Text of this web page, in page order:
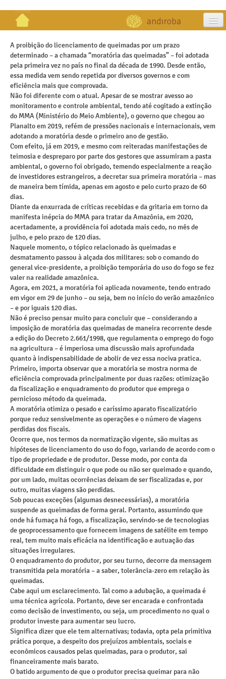
artigos
projetos
publicações
galeria
contato
A proibição do licenciamento de queimadas por um prazo
determinado – a chamada “moratória das queimadas” – foi adotada
pela primeira vez no país no final da década de 1990. Desde então,
essa medida vem sendo repetida por diversos governos e com
eficiência mais que comprovada.
Não foi diferente com o atual. Apesar de se mostrar avesso ao
monitoramento e controle ambiental, tendo até cogitado a extinção
do MMA (Ministério do Meio Ambiente), o governo que chegou ao
Planalto em 2019, refém de pressões nacionais e internacionais, vem
adotando a moratória desde o primeiro ano de gestão.
Com efeito, já em 2019, e mesmo com reiteradas manifestações de
teimosia e despreparo por parte dos gestores que assumiram a pasta
ambiental, o governo foi obrigado, temendo especialmente a reação
de investidores estrangeiros, a decretar sua primeira moratória – mas
de maneira bem tímida, apenas em agosto e pelo curto prazo de 60
dias.
Diante da enxurrada de críticas recebidas e da gritaria em torno da
manifesta inépcia do MMA para tratar da Amazônia, em 2020,
acertadamente, a providência foi adotada mais cedo, no mês de
julho, e pelo prazo de 120 dias.
Naquele momento, o tópico relacionado às queimadas e
desmatamento passou à alçada dos militares: sob o comando do
general vice-presidente, a proibição temporária do uso do fogo se fez
valer na realidade amazônica.
Agora, em 2021, a moratória foi aplicada novamente, tendo entrado
em vigor em 29 de junho – ou seja, bem no início do verão amazônico
– e por iguais 120 dias.
Não é preciso pensar muito para concluir que – considerando a
imposição de moratória das queimadas de maneira recorrente desde
a edição do Decreto 2.661/1998, que regulamenta o emprego do fogo
na agricultura – é imperiosa uma discussão mais aprofundada
quanto à indispensabilidade de abolir de vez essa nociva pratica.
Primeiro, importa observar que a moratória se mostra norma de
eficiência comprovada principalmente por duas razões: otimização
da fiscalização e enquadramento do produtor que emprega o
pernicioso método da queimada.
A moratória otimiza o pesado e caríssimo aparato fiscalizatório
porque reduz sensivelmente as operações e o número de viagens
perdidas dos fiscais.
Ocorre que, nos termos da normatização vigente, são muitas as
hipóteses de licenciamento do uso do fogo, variando de acordo com o
tipo de propriedade e de produtor. Desse modo, por conta da
dificuldade em distinguir o que pode ou não ser queimado e quando,
por um lado, muitas ocorrências deixam de ser fiscalizadas e, por
outro, muitas viagens são perdidas.
Sob poucas exceções (algumas desnecessárias), a moratória
suspende as queimadas de forma geral. Portanto, assumindo que
onde há fumaça há fogo, a fiscalização, servindo-se de tecnologias
de geoprocessamento que fornecem imagens de satélite em tempo
real, tem muito mais eficácia na identificação e autuação das
situações irregulares.
O enquadramento do produtor, por seu turno, decorre da mensagem
transmitida pela moratória – a saber, tolerância-zero em relação às
queimadas.
Cabe aqui um esclarecimento. Tal como a adubação, a queimada é
uma técnica agrícola. Portanto, deve ser encarada e confrontada
como decisão de investimento, ou seja, um procedimento no qual o
produtor investe para aumentar seu lucro.
Significa dizer que ele tem alternativas; todavia, opta pela primitiva
prática porque, a despeito dos prejuízos ambientais, sociais e
econômicos causados pelas queimadas, para o produtor, sai
financeiramente mais barato.
O batido argumento de que o produtor precisa queimar para não